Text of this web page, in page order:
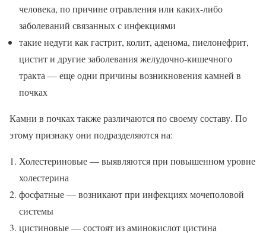
человека, по причине отравления или каких-либо
заболеваний связанных с инфекциями
такие недуги как гастрит, колит, аденома, пиелонефрит,
цистит и другие заболевания желудочно-кишечного
тракта — еще одни причины возникновения камней в
почках
Камни в почках также различаются по своему составу. По
этому признаку они подразделяются на:
Холестериновые — выявляются при повышенном уровне
холестерина
фосфатные — возникают при инфекциях мочеполовой
системы
цистиновые — состоят из аминокислот цистина